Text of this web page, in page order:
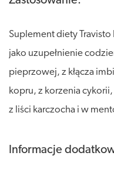
Suplement diety
jako uzupełnienie
pieprzowej, z kłącza
kopru, z korzenia
z liści karczocha i w
Informacje